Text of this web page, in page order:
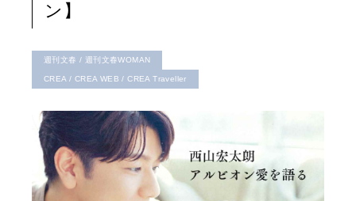
ン】
週刊文春 / 週刊文春WOMAN
CREA / CREA WEB / CREA Traveller